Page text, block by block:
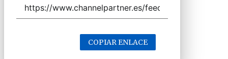
COPIAR ENLACE